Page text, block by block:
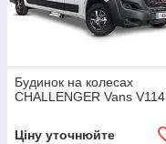
Будинок на колесах
CHALLENGER Vans V114
Ціну уточнюйте